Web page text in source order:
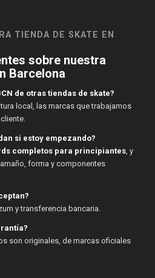
TIENDA DE SKATE EN
sobre nuestra
Barcelona
de otras tiendas de skate?
local, las marcas que trabajamos
si estoy empezando?
completos para principiantes, y
forma y componentes
y transferencia bancaria.
son originales, de marcas oficiales